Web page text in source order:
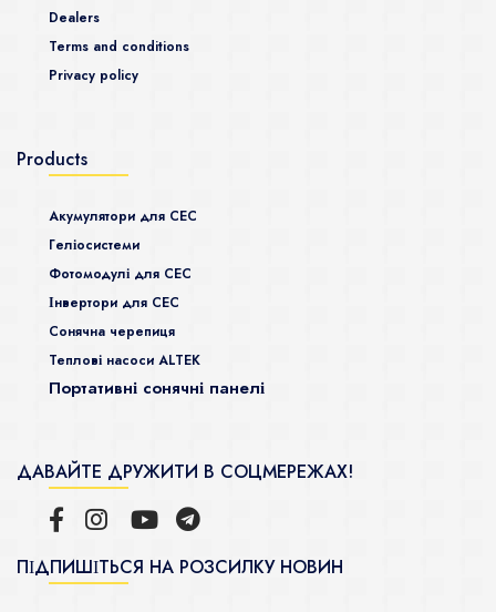
Dealers
Terms and conditions
Privacy policy
Products
Акумулятори для СЕС
Гeліосистеми
Фотомодулі для СЕС
Інвертори для СЕС
Сонячна черепиця
Теплові насоси ALTEK
Портативні сонячні панелі
ДАВАЙТЕ ДРУЖИТИ В СОЦМЕРЕЖАХ!
ПІДПИШІТЬСЯ НА РОЗСИЛКУ НОВИН